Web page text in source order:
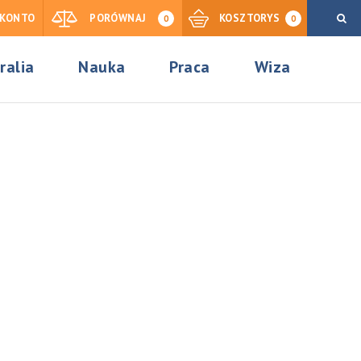
KONTO PORÓWNAJ 0 KOSZTORYS 0
Nauka Praca Wiza